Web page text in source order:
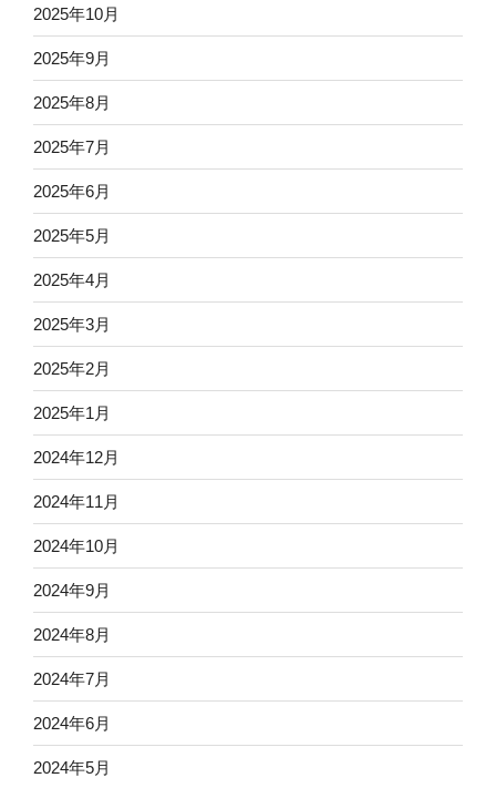
2025年10月
2025年9月
2025年8月
2025年7月
2025年6月
2025年5月
2025年4月
2025年3月
2025年2月
2025年1月
2024年12月
2024年11月
2024年10月
2024年9月
2024年8月
2024年7月
2024年6月
2024年5月